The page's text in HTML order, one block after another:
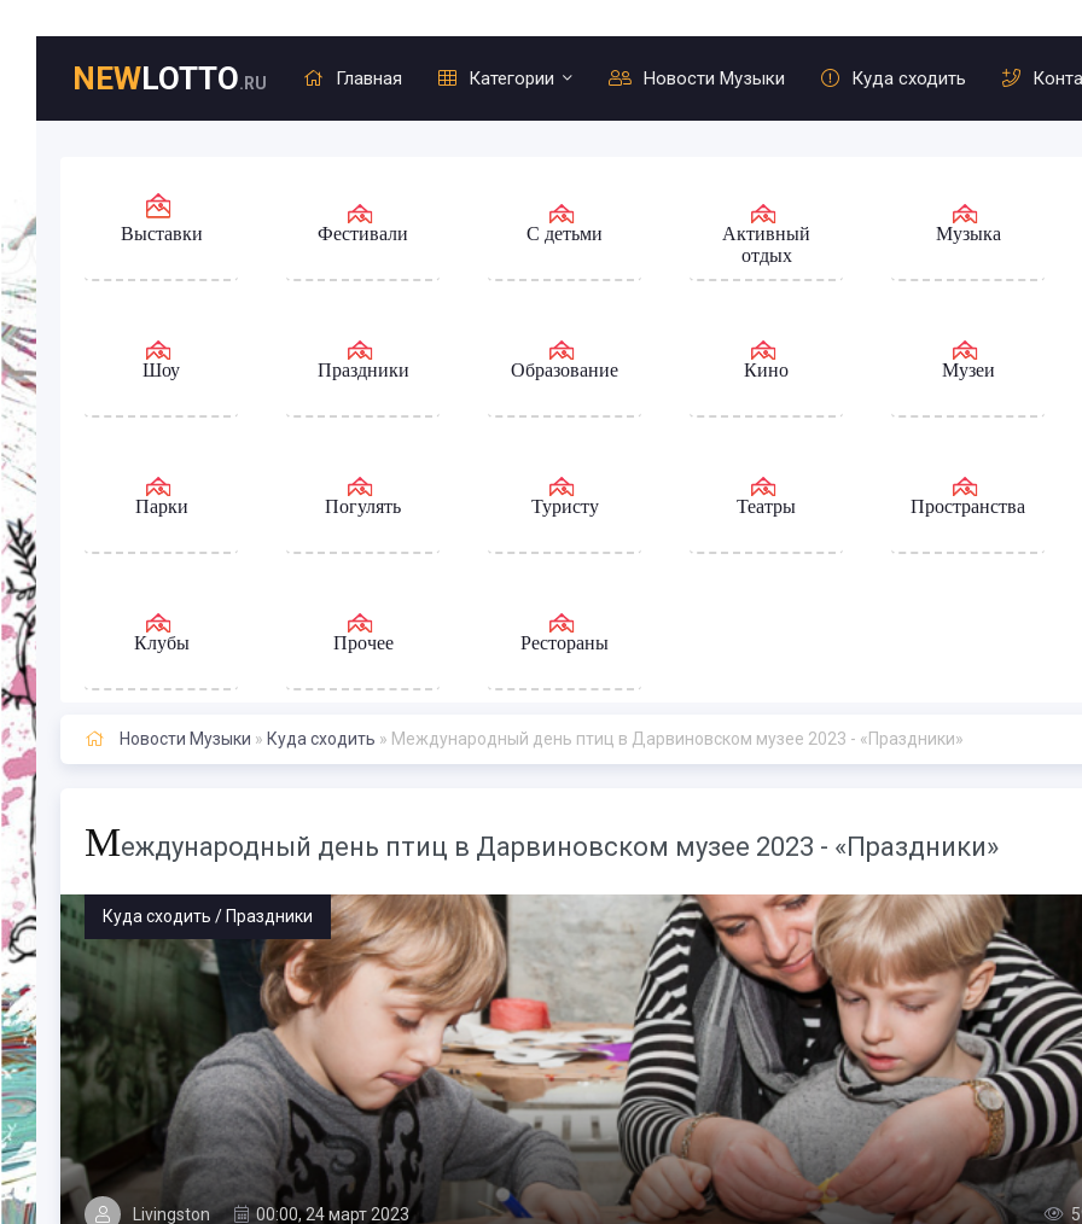
NEWLOTTO.RU Главная Категории Новости Музыки Куда сходить
Выставки Фестивали С детьми
Активный
отдых
Музыка
Шоу Праздники Образование Кино Музеи
Парки Погулять Туристу Театры Пространства
Клубы Прочее Рестораны
Новости Музыки » Куда сходить » Международный день птиц в Дарвиновском музее 2023 - «Праздники»
Международный день птиц в Дарвиновском музее 2023 - «Праздники»
Куда сходить / Праздники
Livingston 00:00, 24 март 2023